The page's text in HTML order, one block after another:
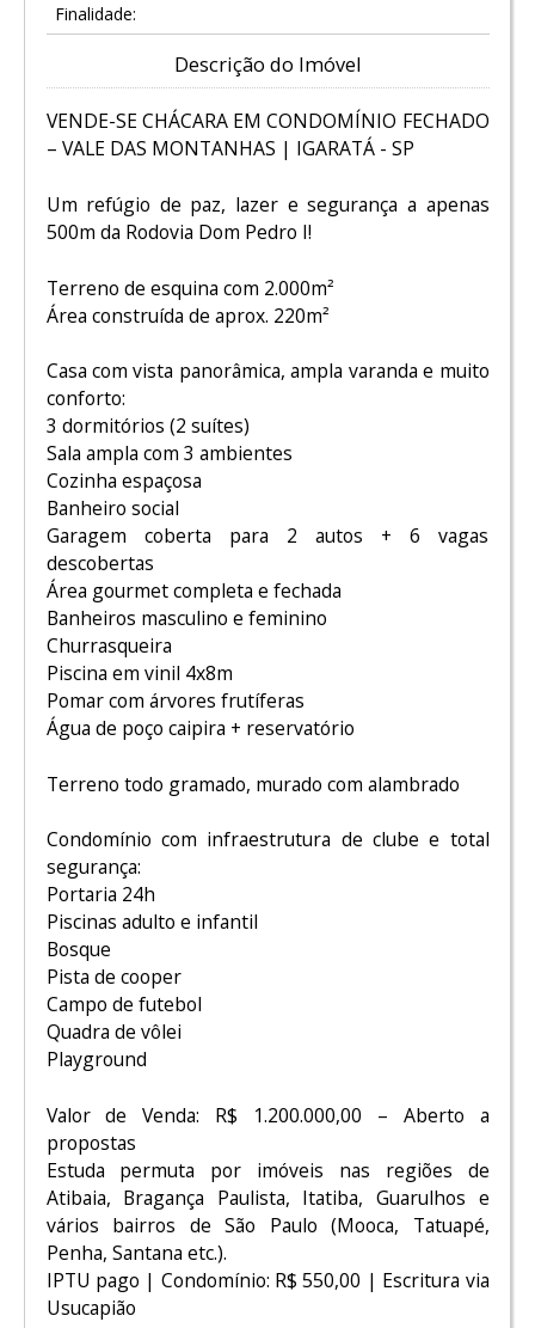
Finalidade:
Descrição do Imóvel
VENDE-SE CHÁCARA EM CONDOMÍNIO FECHADO
– VALE DAS MONTANHAS | IGARATÁ - SP
Um refúgio de paz, lazer e segurança a apenas
500m da Rodovia Dom Pedro I!
Terreno de esquina com 2.000m²
Área construída de aprox. 220m²
Casa com vista panorâmica, ampla varanda e muito
conforto:
3 dormitórios (2 suítes)
Sala ampla com 3 ambientes
Cozinha espaçosa
Banheiro social
Garagem coberta para 2 autos + 6 vagas
descobertas
Área gourmet completa e fechada
Banheiros masculino e feminino
Churrasqueira
Piscina em vinil 4x8m
Pomar com árvores frutíferas
Água de poço caipira + reservatório
Terreno todo gramado, murado com alambrado
Condomínio com infraestrutura de clube e total
segurança:
Portaria 24h
Piscinas adulto e infantil
Bosque
Pista de cooper
Campo de futebol
Quadra de vôlei
Playground
Valor de Venda: R$ 1.200.000,00 – Aberto a
propostas
Estuda permuta por imóveis nas regiões de
Atibaia, Bragança Paulista, Itatiba, Guarulhos e
vários bairros de São Paulo (Mooca, Tatuapé,
Penha, Santana etc.).
IPTU pago | Condomínio: R$ 550,00 | Escritura via
Usucapião